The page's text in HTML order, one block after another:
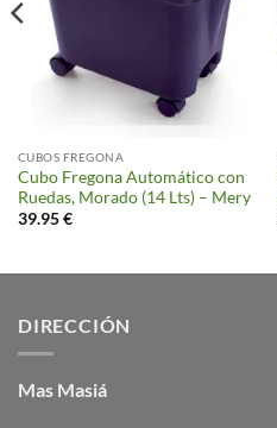
CUBOS FREGONA
Cubo Fregona Automático con
Ruedas, Morado (14 Lts) – Mery
39.95€
DIRECCIÓN
Mas Masiá